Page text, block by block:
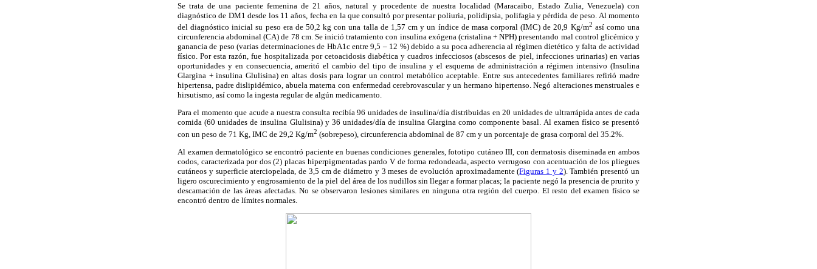
Se trata de una paciente femenina de 21 años, natural y procedente de nuestra localidad (Maracaibo, Estado Zulia, Venezuela) con
diagnóstico de DM1 desde los 11 años, fecha en la que consultó por presentar poliuria, polidipsia, polifagia y pérdida de peso. Al momento
del diagnóstico inicial su peso era de 50,2 kg con una talla de 1,57 cm y un índice de masa corporal (IMC) de 20,9 Kg/m2 así como una
circunferencia abdominal (CA) de 78 cm. Se inició tratamiento con insulina exógena (cristalina + NPH) presentando mal control glicémico y
ganancia de peso (varias determinaciones de HbA1c entre 9,5 – 12 %) debido a su poca adherencia al régimen dietético y falta de actividad
físico. Por esta razón, fue hospitalizada por cetoacidosis diabética y cuadros infecciosos (abscesos de piel, infecciones urinarias) en varias
oportunidades y en consecuencia, ameritó el cambio del tipo de insulina y el esquema de administración a régimen intensivo (Insulina
Glargina + insulina Glulisina) en altas dosis para lograr un control metabólico aceptable. Entre sus antecedentes familiares refirió madre
hipertensa, padre dislipidémico, abuela materna con enfermedad cerebrovascular y un hermano hipertenso. Negó alteraciones menstruales e
hirsutismo, así como la ingesta regular de algún medicamento.
Para el momento que acude a nuestra consulta recibía 96 unidades de insulina/día distribuidas en 20 unidades de ultrarrápida antes de cada
comida (60 unidades de insulina Glulisina) y 36 unidades/día de insulina Glargina como componente basal. Al examen físico se presentó
con un peso de 71 Kg, IMC de 29,2 Kg/m2 (sobrepeso), circunferencia abdominal de 87 cm y un porcentaje de grasa corporal del 35.2%.
Al examen dermatológico se encontró paciente en buenas condiciones generales, fototipo cutáneo III, con dermatosis diseminada en ambos
codos, caracterizada por dos (2) placas hiperpigmentadas pardo V de forma redondeada, aspecto verrugoso con acentuación de los pliegues
cutáneos y superficie aterciopelada, de 3,5 cm de diámetro y 3 meses de evolución aproximadamente (Figuras 1 y 2). También presentó un
ligero oscurecimiento y engrosamiento de la piel del área de los nudillos sin llegar a formar placas; la paciente negó la presencia de prurito y
descamación de las áreas afectadas. No se observaron lesiones similares en ninguna otra región del cuerpo. El resto del examen físico se
encontró dentro de límites normales.